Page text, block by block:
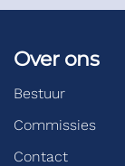
Over ons
Bestuur
Commissies
Contact